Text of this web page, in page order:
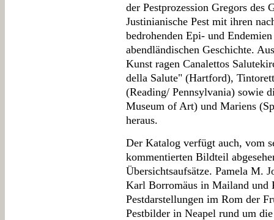
der Pestprozession Gregors des
Justinianische Pest mit ihren
bedrohenden Epi- und
abendländischen Geschichte.
Kunst ragen Canalettos
della Salute" (Hartford),
(Reading/ Pennsylvania) sowie
Museum of Art) und Mariens
heraus.
Der Katalog verfügt auch, vom
kommentierten Bildteil
Übersichtsaufsätze. Pamela M.
Karl Borromäus in Mailand und
Pestdarstellungen im Rom der
Pestbilder in Neapel rund um